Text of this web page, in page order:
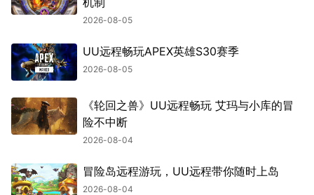
2026-08-05
UU远程畅玩APEX英雄S30赛季
2026-08-05
《轮回之兽》UU远程畅玩 艾玛与小库的冒
险不中断
2026-08-04
冒险岛远程游玩，UU远程带你随时上岛
2026-08-04